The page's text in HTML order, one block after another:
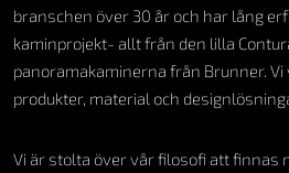
branschen över 30 år och har lång
kaminprojekt- allt från den lilla
panoramakaminerna från Brunner. Vi
produkter, material och
Vi är stolta över vår filosofi att finnas